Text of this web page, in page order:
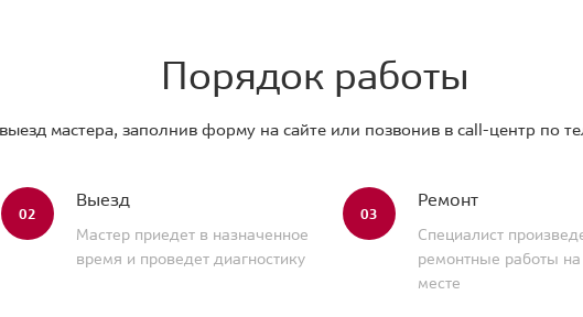
Порядок работы
мастера, заполнив форму на сайте или позвонив в call-центр по
02
Выезд
Мастер приедет в назначенное
время и проведет диагностику
03
Ремонт
Специалист
ремонтные работы на
месте